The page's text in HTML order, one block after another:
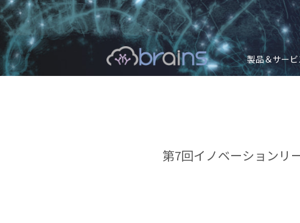
製品＆サービ
第7回イノベーションリ